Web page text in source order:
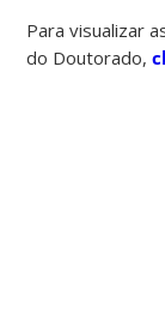
Para visualizar
do Doutorado,